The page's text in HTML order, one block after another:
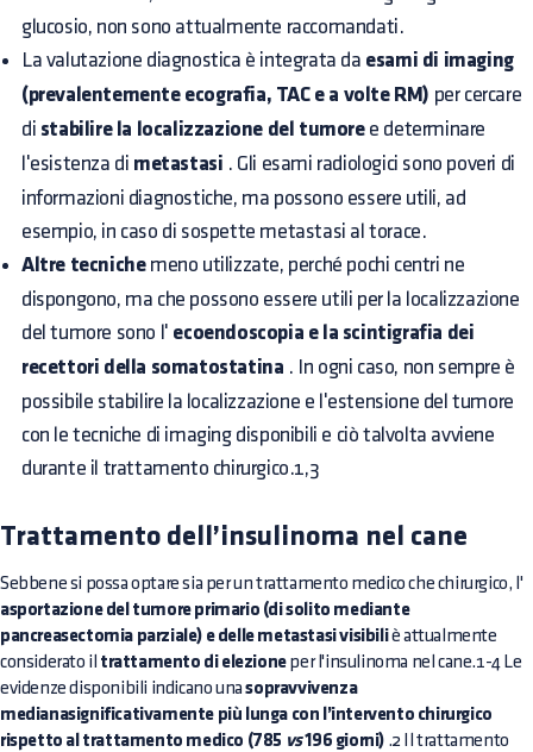
glucosio, non sono attualmente raccomandati.
La valutazione diagnostica è integrata da esami di imaging
(prevalentemente ecografia, TAC e a volte RM) per cercare
di stabilire la localizzazione del tumoree determinare
l'esistenza di metastasi . Gli esami radiologici sono poveri di
informazioni diagnostiche, ma possono essere utili, ad
esempio, in caso di sospette metastasi al torace.
Altre tecnichemeno utilizzate, perché pochi centri ne
dispongono, ma che possono essere utili per la localizzazione
del tumore sono l' ecoendoscopia e la scintigrafia dei
recettori della somatostatina . In ogni caso, non sempre è
possibile stabilire la localizzazione e l'estensione del tumore
con le tecniche di imaging disponibili e ciò talvolta avviene
durante il trattamento chirurgico.1,3
Trattamento dell’insulinoma nel cane
Sebbene si possa optare sia per un trattamento medico che chirurgico, l'
asportazione del tumore primario (di solito mediante
pancreasectomia parziale) e delle metastasi visibiliè attualmente
considerato il trattamento di elezioneper l'insulinoma nel cane.1-4 Le
evidenze disponibili indicano unasopravvivenza
medianasignificativamente più lunga con l’intervento chirurgico
rispetto al trattamento medico (785 vs196 giorni) .2 Il trattamento